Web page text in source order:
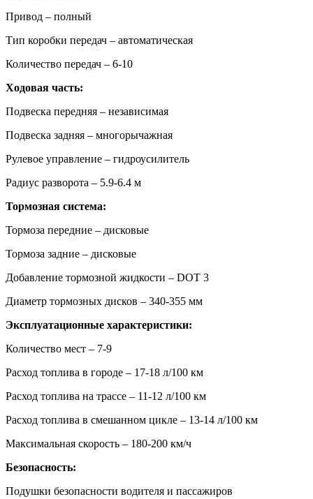
Привод – полный
Тип коробки передач – автоматическая
Количество передач – 6-10
Ходовая часть:
Подвеска передняя – независимая
Подвеска задняя – многорычажная
Рулевое управление – гидроусилитель
Радиус разворота – 5.9-6.4 м
Тормозная система:
Тормоза передние – дисковые
Тормоза задние – дисковые
Добавление тормозной жидкости – DOT 3
Диаметр тормозных дисков – 340-355 мм
Эксплуатационные характеристики:
Количество мест – 7-9
Расход топлива в городе – 17-18 л/100 км
Расход топлива на трассе – 11-12 л/100 км
Расход топлива в смешанном цикле – 13-14 л/100 км
Максимальная скорость – 180-200 км/ч
Безопасность:
Подушки безопасности водителя и пассажиров